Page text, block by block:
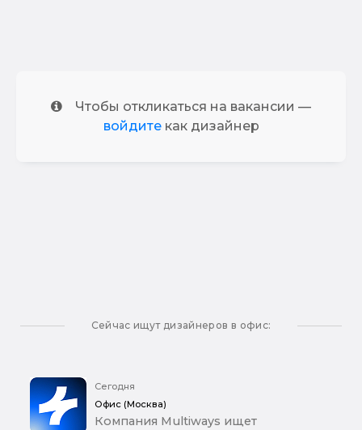
Чтобы откликаться на вакансии —
войдитекак дизайнер
Сейчас ищут дизайнеров в офис:
Сегодня
Офис (Москва)
Компания Multiways ищет